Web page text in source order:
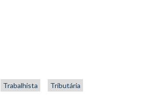
Trabalhista Tributária